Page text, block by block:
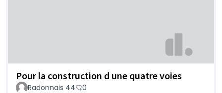
Pour la construction d une quatre voies
Radonnais 44 0